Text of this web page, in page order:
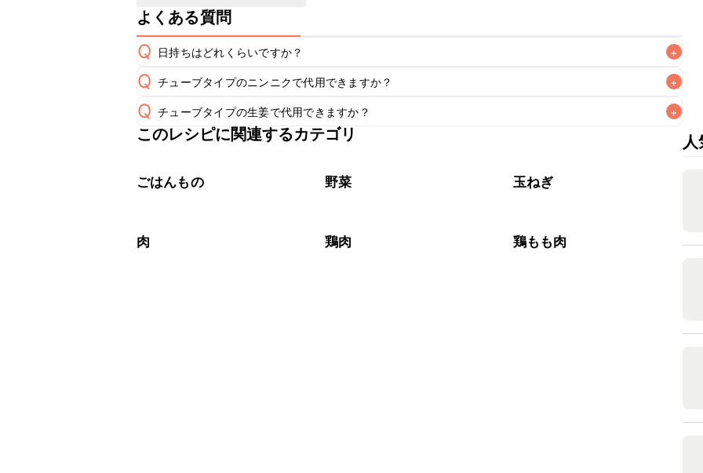
よくある質問
Q 日持ちはどれくらいですか？ +
A
保存期間は冷蔵で当日中が目安です。なるべくお早めにお召し上がりください。
※日持ちは目安です。こちら
Q チューブタイプのニンニクで代用できますか？ +
A チューブタイプのニンニクを使用してもお作りいただけます。レシピと同量を目安に加え、お好み
Q チューブタイプの生姜で代用できますか？ +
チューブタイプの生姜を使用してもお作りいただけます。レシピと同量を目安に加え、お好みの風
このレシピに関連するカテゴリ
ごはんもの 野菜 玉ねぎ
肉 鶏肉 鶏もも肉